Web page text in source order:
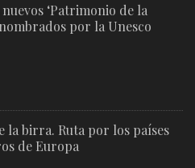
‘Patrimonio de la
por la Unesco
la birra. Ruta por los países
de Europa